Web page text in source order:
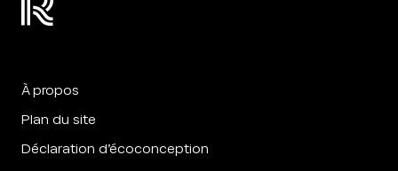
À propos
Plan du site
Déclaration d’écoconception